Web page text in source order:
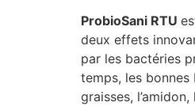
ProbioSani RTU
deux effets
par les bactéries
temps, les
graisses,